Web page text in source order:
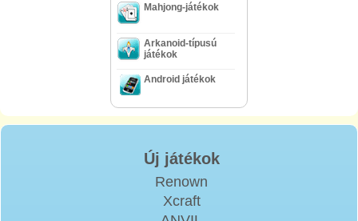
Mahjong-játékok
Arkanoid-típusú
játékok
Android játékok
Új játékok
Renown
Xcraft